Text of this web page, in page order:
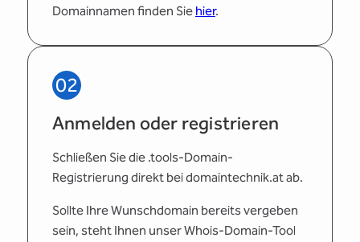
Domainnamen finden Sie hier.
02
Anmelden oder registrieren
Schließen Sie die .tools-Domain-
Registrierung direkt bei domaintechnik.at ab.
Sollte Ihre Wunschdomain bereits vergeben
sein, steht Ihnen unser Whois-Domain-Tool